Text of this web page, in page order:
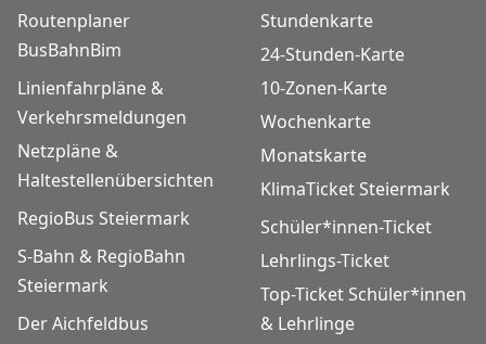
Routenplaner
BusBahnBim
Linienfahrpläne &
Verkehrsmeldungen
Netzpläne &
Haltestellenübersichten
RegioBus Steiermark
S-Bahn & RegioBahn
Steiermark
Der Aichfeldbus
Stundenkarte
24-Stunden-Karte
10-Zonen-Karte
Wochenkarte
Monatskarte
KlimaTicket Steiermark
Schüler*innen-Ticket
Lehrlings-Ticket
Top-Ticket Schüler*innen
& Lehrlinge